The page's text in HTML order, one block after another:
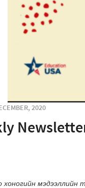
2020
хоногийн мэдээллийн